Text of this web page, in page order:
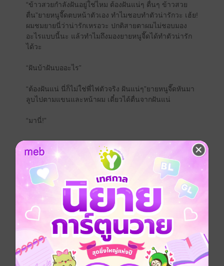
“ข้าวสวยกำลังฝันอยู่ใช่ไหม ต้องฝันแน่ๆ ตื่นๆ ข้าวสวย
ตื่น”ยายหนูจี๊ดตบหน้าตัวเอง ทำไมชอบทำตัวน่ารักวะ เฮ้ย!
ผมชมยายนี่ว่าน่ารักเหรอวะ ปกติสายตาผมไม่ชอบมอง
อะไรแบบนี้นะ แล้วทำไมถึงมองยายหนูจี๊ดได้ทำตัวน่ารัก
ได้วะ
“ฝันบ้าฝันบออะไร”
“ต้องฝันแน่ นี่ก็ไม่ใช่พี่ไฟตัวจริง ฝันแน่ๆ”ยายหนูจี๊ดหันมา
ลูบไปตามแขนและหน้าผม เดี๋ยวได้ตื่นจากฝันแน่
“มานี่!”
“พี่ไฟ ปล่อยนะ!”ฉันพยายามดิ้น แต่พี่ไฟไม่เคลื่อนไปไหน
เลย ฉันดิ้นจนเหนื่อยดิ้นจนไม่มีแรงดิ้น เขาก็ยังทับฉันอยู่
สายตาก็จ้องฉันเขม็ง
“เหนื่อยแล้ว?”รู้แล้วยังจะมาถาม เขามันตัวหนักเป็นบ้าเลย
พอฉันอยู่กับเขาฉันเหลือตัวนิดเดียวเอง แค่เขาทับฉัน ฉันก็
แทบจะจมลงไปกับที่นอนแล้ว
“พี่ไฟ หนูเอ่อ...”เอาอีกแล้ว ทำไมปากฉันถึงได้หาเรื่องใส่
ตัวฉันแบบนี้นะ